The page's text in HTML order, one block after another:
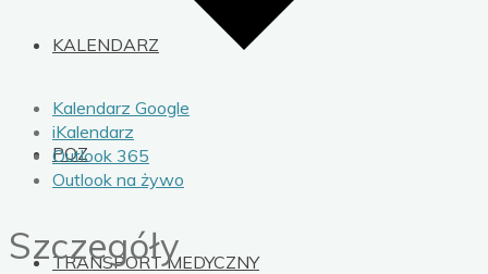
KALENDARZ
POZ
TRANSPORT MEDYCZNY
Kalendarz Google
iKalendarz
Outlook 365
Outlook na żywo
Szczegóły